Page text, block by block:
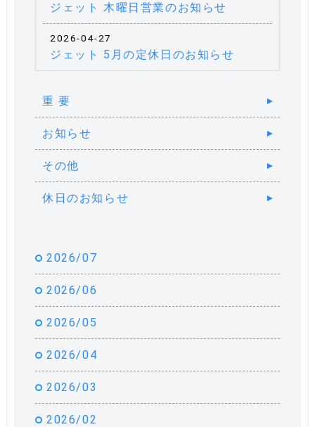
ジェット 木曜日営業のお知らせ
2026-04-27
ジェット 5月の定休日のお知らせ
重 要
お知らせ
その他
休日のお知らせ
2026/07
2026/06
2026/05
2026/04
2026/03
2026/02